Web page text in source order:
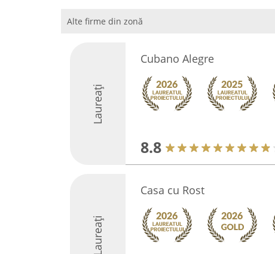
Alte firme din zonă
Laureați
Cubano Alegre
8.8
Laureați
Casa cu Rost